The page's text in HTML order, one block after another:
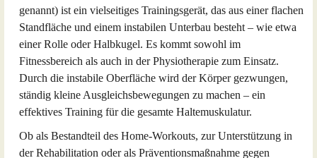
genannt) ist ein vielseitiges Trainingsgerät, das aus einer flachen
Standfläche und einem instabilen Unterbau besteht – wie etwa
einer Rolle oder Halbkugel. Es kommt sowohl im
Fitnessbereich als auch in der Physiotherapie zum Einsatz.
Durch die instabile Oberfläche wird der Körper gezwungen,
ständig kleine Ausgleichsbewegungen zu machen – ein
effektives Training für die gesamte Haltemuskulatur.
Ob als Bestandteil des Home-Workouts, zur Unterstützung in
der Rehabilitation oder als Präventionsmaßnahme gegen